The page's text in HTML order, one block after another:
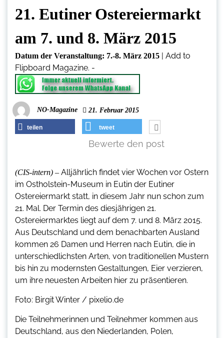
21. Eutiner Ostereiermarkt
am 7. und 8. März 2015
Datum der Veranstaltung: 7.-8. März 2015
Add to
Flipboard Magazine. -
NO-Magazine 21. Februar 2015
teilen tweet
Bewerte den post
(CIS-intern) – Alljährlich findet vier Wochen vor Ostern
im Ostholstein-Museum in Eutin der Eutiner
Ostereiermarkt statt, in diesem Jahr nun schon zum
21. Mal. Der Termin des diesjährigen 21.
Ostereiermarktes liegt auf dem 7. und 8. März 2015.
Aus Deutschland und dem benachbarten Ausland
kommen 26 Damen und Herren nach Eutin, die in
unterschiedlichsten Arten, von traditionellen Mustern
bis hin zu modernsten Gestaltungen, Eier verzieren,
um ihre neuesten Arbeiten hier zu präsentieren.
Foto: Birgit Winter / pixelio.de
Die Teilnehmerinnen und Teilnehmer kommen aus
Deutschland, aus den Niederlanden, Polen,